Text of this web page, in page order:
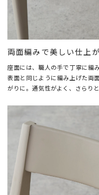
両面編みで美しい仕上
座面には、職人の手で丁寧に編
表面と同じように編み上げた両
がりに。通気性がよく、さらり